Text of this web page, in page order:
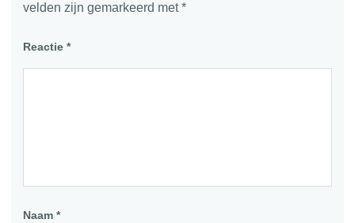
velden zijn gemarkeerd met*
Reactie *
Naam *